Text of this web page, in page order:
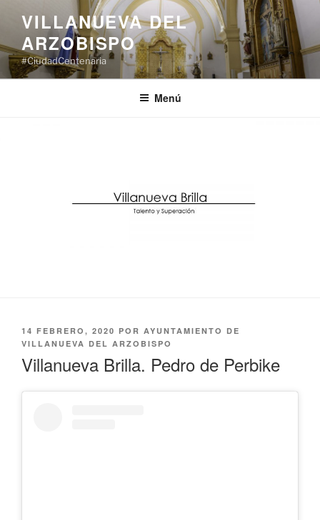
contenido
VILLANUEVA DEL
ARZOBISPO
#CiudadCentenaria
Menú
PUBLICADO
EL
14 FEBRERO, 2020 POR AYUNTAMIENTO DE
VILLANUEVA DEL ARZOBISPO
Villanueva Brilla. Pedro de Perbike